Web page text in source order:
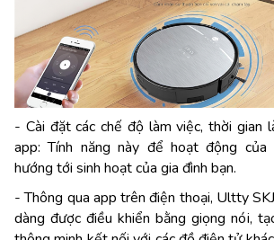
- Cài đặt các chế độ làm việc, thời gian
app: Tính năng này để hoạt động của
hướng tới sinh hoạt của gia đình bạn.
- Thông qua app trên điện thoại, Ultty
dàng được điều khiển bằng giọng nói,